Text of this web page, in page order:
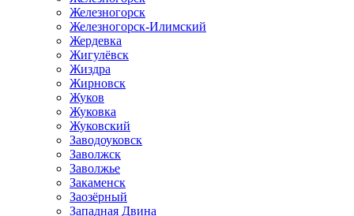
Железногорск
Железногорск-Илимский
Жердевка
Жигулёвск
Жиздра
Жирновск
Жуков
Жуковка
Жуковский
Заводоуковск
Заволжск
Заволжье
Закаменск
Заозёрный
Западная Двина